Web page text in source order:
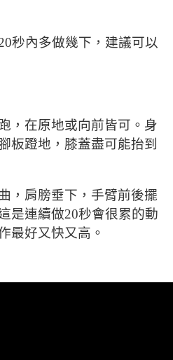
秒內多做幾下，建議可以
，在原地或向前皆可。身
板蹬地，膝蓋盡可能抬到
，肩膀垂下，手臂前後擺
是連續做20秒會很累的動
最好又快又高。